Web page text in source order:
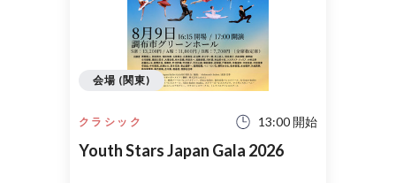
クラシック 13:00 開始
Youth Stars Japan Gala 2026
会場 (関東)